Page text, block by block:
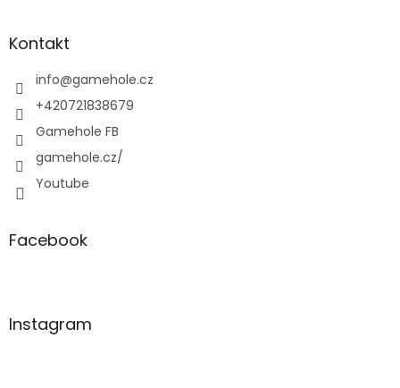
aKontakt
info@gamehole.cz
+420721838679
Gamehole FB
gamehole.cz/
Youtube
Facebook
Instagram